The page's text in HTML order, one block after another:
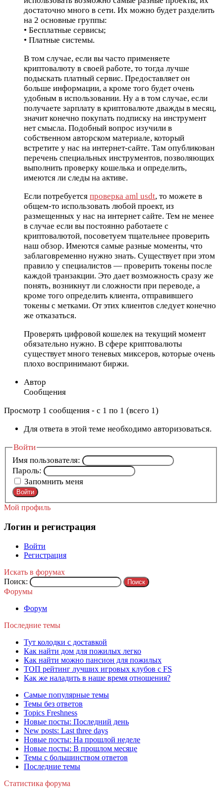
достаточно много в сети. Их можно будет разделить
на 2 основные группы:
• Бесплатные сервисы;
• Платные системы.
В том случае, если вы часто применяете
криптовалюту в своей работе, то тогда лучше
подыскать платный сервис. Предоставляет он
больше информации, а кроме того будет очень
удобным в использовании. Ну а в том случае, если
получаете зарплату в криптовалюте дважды в месяц,
значит конечно покупать подписку на инструмент
нет смысла. Подобный вопрос изучили в
собственном авторском материале, который
встретите у нас на интернет-сайте. Там опубликован
перечень специальных инструментов, позволяющих
выполнить проверку кошелька и определить,
имеются ли следы на активе.
Если потребуется проверка aml usdt, то можете в
общем-то использовать любой проект, из
размещенных у нас на интернет сайте. Тем не менее
в случае если вы постоянно работаете с
криптовалютой, посоветуем тщательнее проверить
наш обзор. Имеются самые разные моменты, что
заблаговременно нужно знать. Существует при этом
правило у специалистов — проверить токены после
каждой транзакции. Это дает возможность сразу же
понять, возникнут ли сложности при переводе, а
кроме того определить клиента, отправившего
токены с метками. От этих клиентов следует конечно
же отказаться.
Проверять цифровой кошелек на текущий момент
обязательно нужно. В сфере криптовалюты
существует много теневых миксеров, которые очень
плохо воспринимают биржи.
Автор
Сообщения
Просмотр 1 сообщения - с 1 по 1 (всего 1)
Для ответа в этой теме необходимо авторизоваться.
Войти
Имя пользователя:
Пароль:
Запомнить меня
Войти
Мой профиль
Логин и регистрация
Войти
Регистрация
Искать в форумах
Поиск:
Форумы
Форум
Последние темы
Тут колодки с доставкой
Как найти дом для пожилых легко
Как найти можно пансион для пожилых
ТОП рейтинг лучших игровых клубов с FS
Как же наладить в наше время отношения?
Самые популярные темы
Темы без ответов
Topics Freshness
Новые посты: Последний день
New posts: Last three days
Новые посты: На прошлой неделе
Новые посты: В прошлом месяце
Темы с большинством ответов
Последние темы
Статистика форума